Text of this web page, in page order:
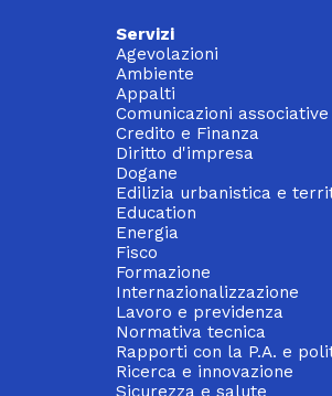
Servizi
Agevolazioni
Ambiente
Appalti
Comunicazioni associative
Credito e Finanza
Diritto d'impresa
Dogane
Edilizia urbanistica e
Education
Energia
Fisco
Formazione
Internazionalizzazione
Lavoro e previdenza
Normativa tecnica
Rapporti con la P.A. e
Ricerca e innovazione